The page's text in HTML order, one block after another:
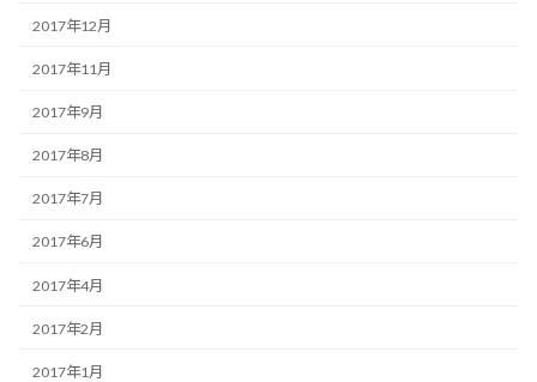
2017年12月
2017年11月
2017年9月
2017年8月
2017年7月
2017年6月
2017年4月
2017年2月
2017年1月